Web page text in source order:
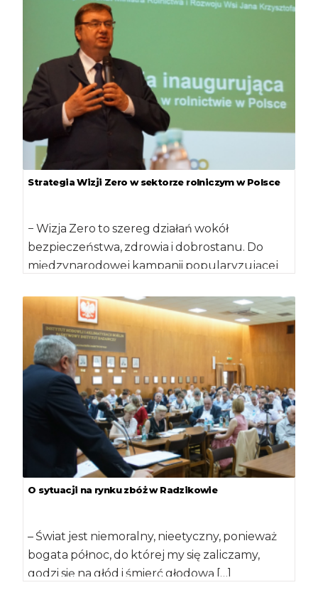
Strategia Wizji Zero w sektorze rolniczym w Polsce
− Wizja Zero to szereg działań wokół
bezpieczeństwa, zdrowia i dobrostanu. Do
międzynarodowej kampanii popularyzującej
O sytuacji na rynku zbóż w Radzikowie
– Świat jest niemoralny, nieetyczny, ponieważ
bogata północ, do której my się zaliczamy,
godzi się na głód i śmierć głodową […]